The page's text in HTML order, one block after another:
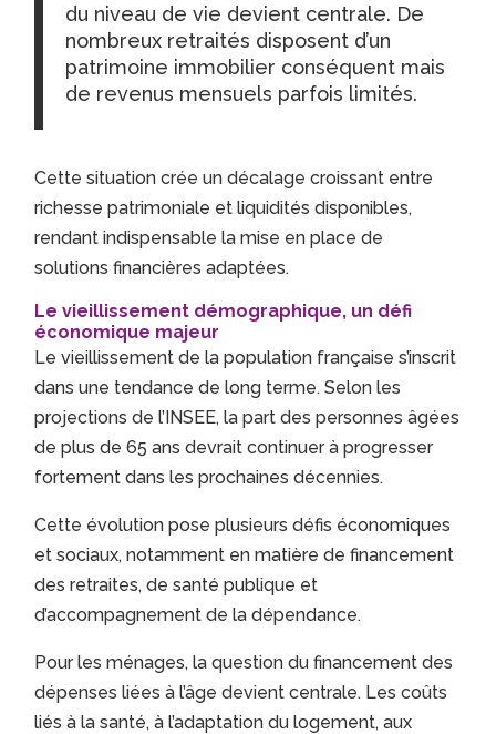
du niveau de vie devient centrale. De
nombreux retraités disposent d’un
patrimoine immobilier conséquent mais
de revenus mensuels parfois limités.
Cette situation crée un décalage croissant entre
richesse patrimoniale et liquidités disponibles,
rendant indispensable la mise en place de
solutions financières adaptées.
Le vieillissement démographique, un défi
économique majeur
Le vieillissement de la population française s’inscrit
dans une tendance de long terme. Selon les
projections de l’INSEE, la part des personnes âgées
de plus de 65 ans devrait continuer à progresser
fortement dans les prochaines décennies.
Cette évolution pose plusieurs défis économiques
et sociaux, notamment en matière de financement
des retraites, de santé publique et
d’accompagnement de la dépendance.
Pour les ménages, la question du financement des
dépenses liées à l’âge devient centrale. Les coûts
liés à la santé, à l’adaptation du logement, aux